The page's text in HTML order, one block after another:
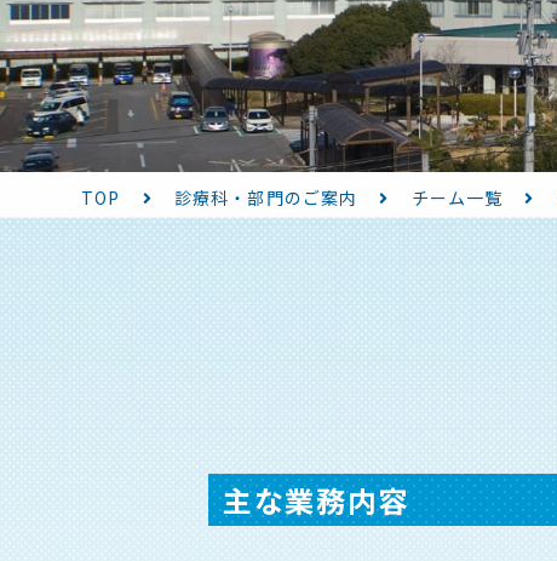
TOP 診療科・部門のご案内 チーム一覧
主な業務内容